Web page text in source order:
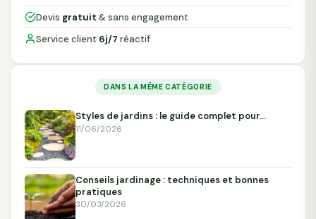
Devis gratuit & sans engagement
Service client 6j/7 réactif
DANS LA MÊME CATÉGORIE
Styles de jardins : le guide complet pour…
11/06/2026
Conseils jardinage : techniques et bonnes
pratiques
30/03/2026